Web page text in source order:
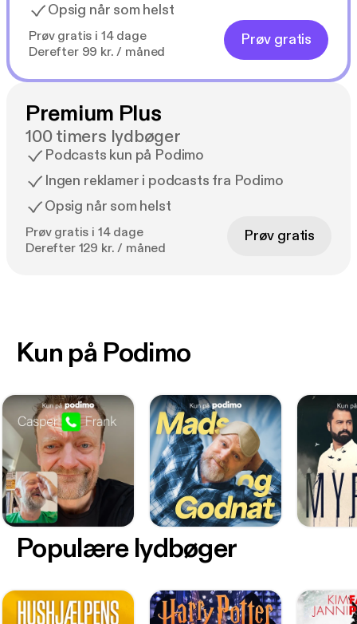
Opsig når som helst
Prøv gratis i 14 dage
Derefter 99 kr. / måned
Prøv gratis
Premium Plus
100 timers lydbøger
Podcasts kun på Podimo
Ingen reklamer i podcasts fra Podimo
Opsig når som helst
Prøv gratis i 14 dage
Derefter 129 kr. / måned
Prøv gratis
Kun på Podimo
Populære lydbøger